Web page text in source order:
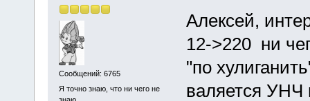
Сообщений: 6765
Я точно знаю, что ни чего не
знаю
Алексей,
12->220 ни
"по
валяется УНЧ